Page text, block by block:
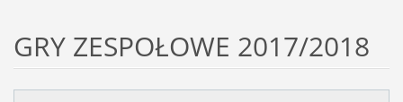
GRY ZESPOŁOWE 2017/2018